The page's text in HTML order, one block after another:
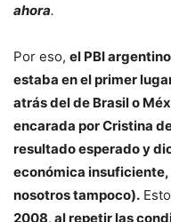
ahora.
Por eso, el PBI
estaba en el primer
atrás del de Brasil o
encarada por Cristina
resultado esperado y
económica
nosotros tampoco).
2008, al repetir las